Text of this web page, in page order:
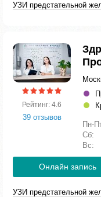
УЗИ предстательной
Рейтинг: 4.6
39 отзывов
Пн-
Сб:
Вс:
Онлайн запись
УЗИ предстательной